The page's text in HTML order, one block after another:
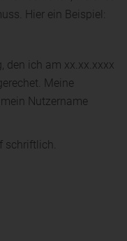
Hier ein Beispiel:
den ich am xx.xx.xxxx
Meine
Nutzername
schriftlich.